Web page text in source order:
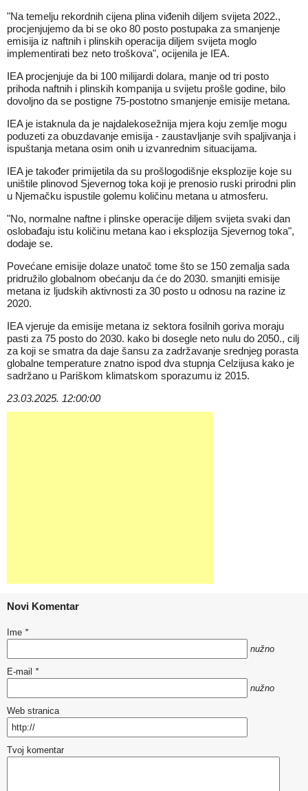
"Na temelju rekordnih cijena plina viđenih diljem svijeta 2022.,
procjenjujemo da bi se oko 80 posto postupaka za smanjenje
emisija iz naftnih i plinskih operacija diljem svijeta moglo
implementirati bez neto troškova", ocijenila je IEA.
IEA procjenjuje da bi 100 milijardi dolara, manje od tri posto
prihoda naftnih i plinskih kompanija u svijetu prošle godine, bilo
dovoljno da se postigne 75-postotno smanjenje emisije metana.
IEA je istaknula da je najdalekosežnija mjera koju zemlje mogu
poduzeti za obuzdavanje emisija - zaustavljanje svih spaljivanja i
ispuštanja metana osim onih u izvanrednim situacijama.
IEA je također primijetila da su prošlogodišnje eksplozije koje su
uništile plinovod Sjevernog toka koji je prenosio ruski prirodni plin
u Njemačku ispustile golemu količinu metana u atmosferu.
"No, normalne naftne i plinske operacije diljem svijeta svaki dan
oslobađaju istu količinu metana kao i eksplozija Sjevernog toka",
dodaje se.
Povećane emisije dolaze unatoč tome što se 150 zemalja sada
pridružilo globalnom obećanju da će do 2030. smanjiti emisije
metana iz ljudskih aktivnosti za 30 posto u odnosu na razine iz
2020.
IEA vjeruje da emisije metana iz sektora fosilnih goriva moraju
pasti za 75 posto do 2030. kako bi dosegle neto nulu do 2050., cilj
za koji se smatra da daje šansu za zadržavanje srednjeg porasta
globalne temperature znatno ispod dva stupnja Celzijusa kako je
sadržano u Pariškom klimatskom sporazumu iz 2015.
23.03.2025. 12:00:00
Novi Komentar
Ime *
nužno
E-mail *
nužno
Web stranica
Tvoj komentar